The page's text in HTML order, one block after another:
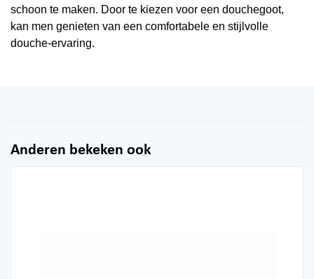
schoon te maken. Door te kiezen voor een douchegoot,
kan men genieten van een comfortabele en stijlvolle
douche-ervaring.
Anderen bekeken ook